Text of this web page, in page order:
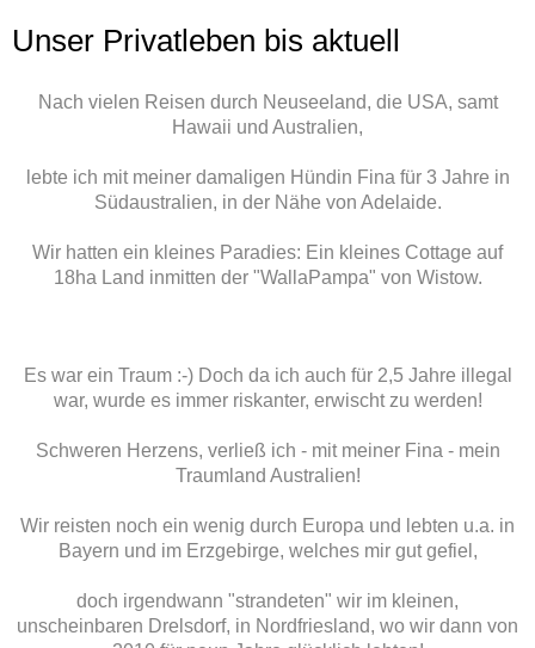
Australiens.Dem Stein wird eine besondere Kraft als Glücksbringer und
ZebraRock
Unser Privatleben bis aktuell
Nach vielen Reisen durch Neuseeland, die USA, samt
Hawaii und Australien,
lebte ich mit meiner damaligen Hündin Fina für 3 Jahre in
Südaustralien, in der Nähe von Adelaide.
Wir hatten ein kleines Paradies: Ein kleines Cottage auf
18ha Land inmitten der "WallaPampa" von Wistow.
Es war ein Traum :-) Doch da ich auch für 2,5 Jahre illegal
war, wurde es immer riskanter, erwischt zu werden!
Schweren Herzens, verließ ich - mit meiner Fina - mein
Traumland Australien!
Wir reisten noch ein wenig durch Europa und lebten u.a. in
Bayern und im Erzgebirge, welches mir gut gefiel,
doch irgendwann "strandeten" wir im kleinen,
unscheinbaren Drelsdorf, in Nordfriesland, wo wir dann von